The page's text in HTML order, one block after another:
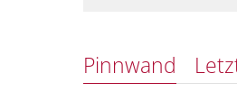
Pinnwand